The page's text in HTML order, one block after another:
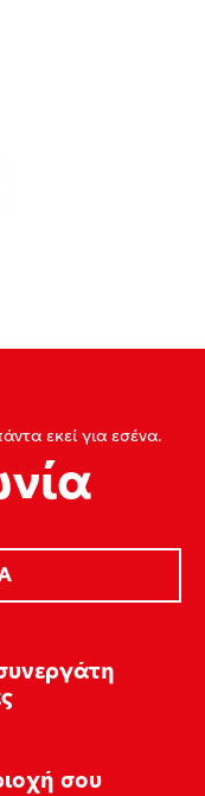
εκεί για εσένα.
σου